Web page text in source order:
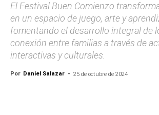
El Festival Buen Comienzo
en un espacio de juego, arte y
fomentando el desarrollo integral de
conexión entre familias a través de
interactivas y culturales.
Por Daniel Salazar - 25 de octubre de 2024